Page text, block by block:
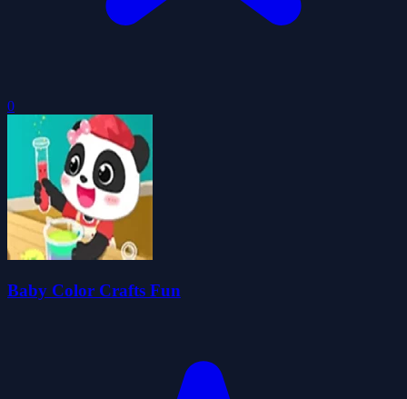
0
Baby Color Crafts Fun